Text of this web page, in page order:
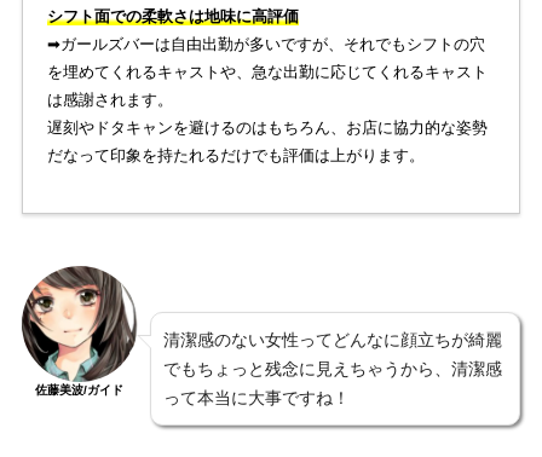
シフト面での柔軟さは地味に高評価
➡︎ガールズバーは自由出勤が多いですが、それでもシフトの穴
を埋めてくれるキャストや、急な出勤に応じてくれるキャスト
は感謝されます。
遅刻やドタキャンを避けるのはもちろん、お店に協力的な姿勢
だなって印象を持たれるだけでも評価は上がります。
佐藤美波/ガイド
清潔感のない女性ってどんなに顔立ちが綺麗
でもちょっと残念に見えちゃうから、清潔感
って本当に大事ですね！